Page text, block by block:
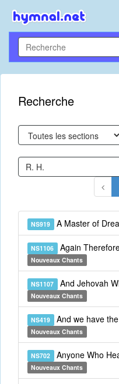
Recherche
NS919 A Master of
NS1106 Again
Nouveaux Chants
NS1107 And Jehovah
Nouveaux Chants
NS419 And we have
Nouveaux Chants
NS702 Anyone Who
Nouveaux Chants